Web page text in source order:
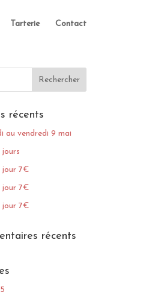
Tarterie Contact
récents
au vendredi 9 mai
jour 7€
jour 7€
jour 7€
récents